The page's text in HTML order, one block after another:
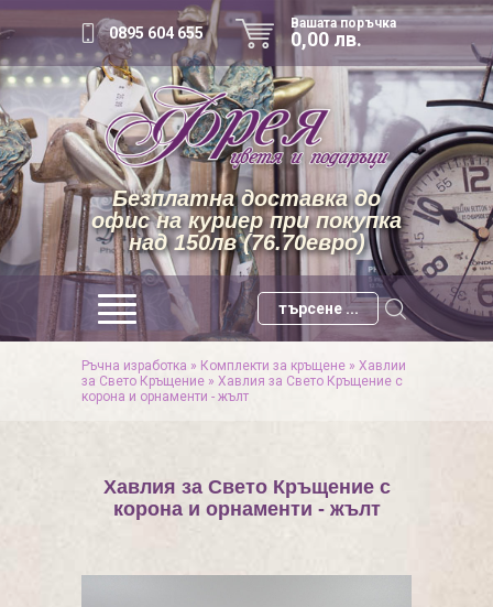
0895 604 655
Вашата поръчка
0,00 лв.
Безплатна доставка до
офис на куриер при покупка
над 150лв (76.70евро)
Ръчна изработка » Комплекти за кръщене » Хавлии
за Свето Кръщение » Хавлия за Свето Кръщение с
корона и орнаменти - жълт
Хавлия за Свето Кръщение с
корона и орнаменти - жълт